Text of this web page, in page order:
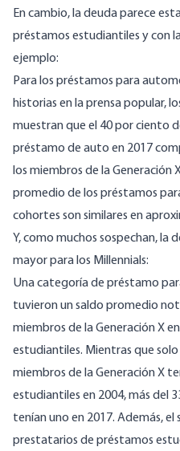
En cambio, la deuda parece
préstamos estudiantiles y con
ejemplo:
Para los préstamos para
historias en la prensa popular,
muestran que el 40 por ciento
préstamo de auto en 2017
los miembros de la Generación
promedio de los préstamos
cohortes son similares en
Y, como muchos sospechan, la
mayor para los Millennials:
Una categoría de préstamo
tuvieron un saldo promedio
miembros de la Generación X
estudiantiles. Mientras que
miembros de la Generación X
estudiantiles en 2004, más del
tenían uno en 2017. Además,
prestatarios de préstamos